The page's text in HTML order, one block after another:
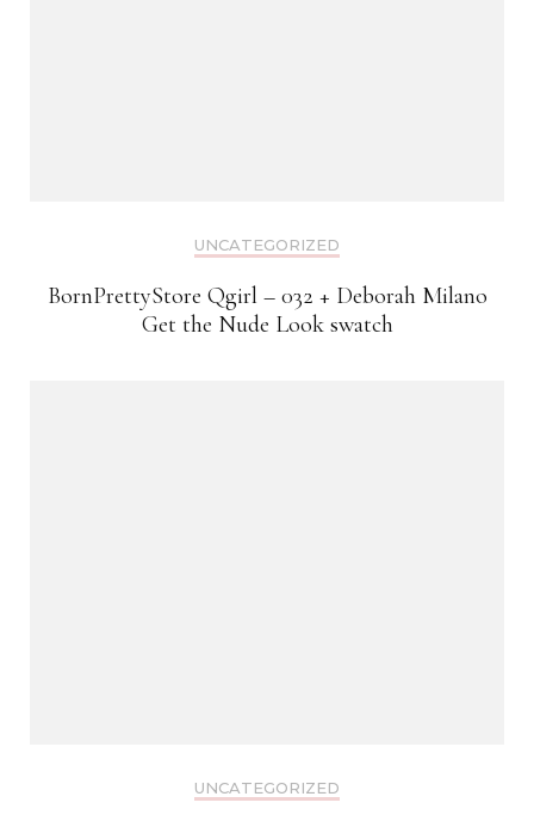
UNCATEGORIZED
BornPrettyStore Qgirl – 032 + Deborah Milano
Get the Nude Look swatch
UNCATEGORIZED